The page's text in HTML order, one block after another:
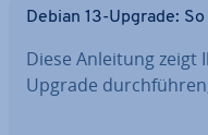
Debian 13-Upgrade:
Diese Anleitung zeigt
Upgrade